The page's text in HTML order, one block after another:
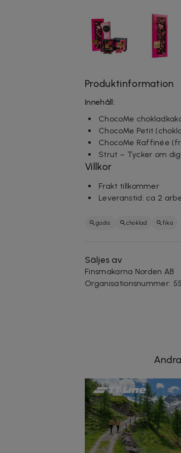
Produktinformation
Innehåll:
ChocoMe
ChocoMe Petit
ChocoMe Raffinée
Strut – Tycker om
Villkor
Frakt tillkommer
Leveranstid: ca 2
godis choklad fika
Säljes av
Finsmakarna Norden AB
Organisationsnummer: